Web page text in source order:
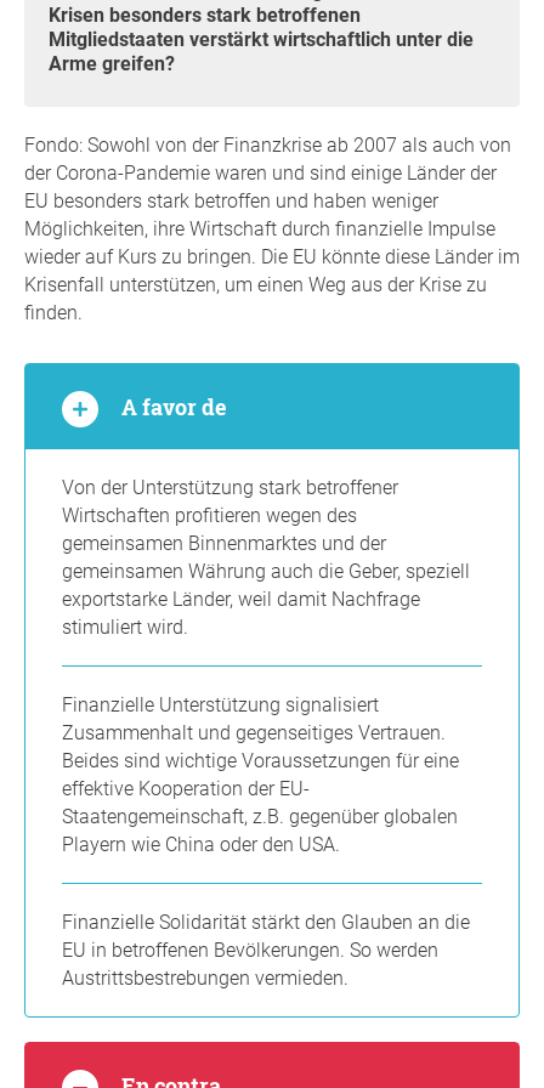
Krisen besonders stark betroffenen
Mitgliedstaaten verstärkt wirtschaftlich unter die
Arme greifen?
Fondo: Sowohl von der Finanzkrise ab 2007 als auch von
der Corona-Pandemie waren und sind einige Länder der
EU besonders stark betroffen und haben weniger
Möglichkeiten, ihre Wirtschaft durch finanzielle Impulse
wieder auf Kurs zu bringen. Die EU könnte diese Länder im
Krisenfall unterstützen, um einen Weg aus der Krise zu
finden.
A favor de
Von der Unterstützung stark betroffener
Wirtschaften profitieren wegen des
gemeinsamen Binnenmarktes und der
gemeinsamen Währung auch die Geber, speziell
exportstarke Länder, weil damit Nachfrage
stimuliert wird.
Finanzielle Unterstützung signalisiert
Zusammenhalt und gegenseitiges Vertrauen.
Beides sind wichtige Voraussetzungen für eine
effektive Kooperation der EU-
Staatengemeinschaft, z.B. gegenüber globalen
Playern wie China oder den USA.
Finanzielle Solidarität stärkt den Glauben an die
EU in betroffenen Bevölkerungen. So werden
Austrittsbestrebungen vermieden.